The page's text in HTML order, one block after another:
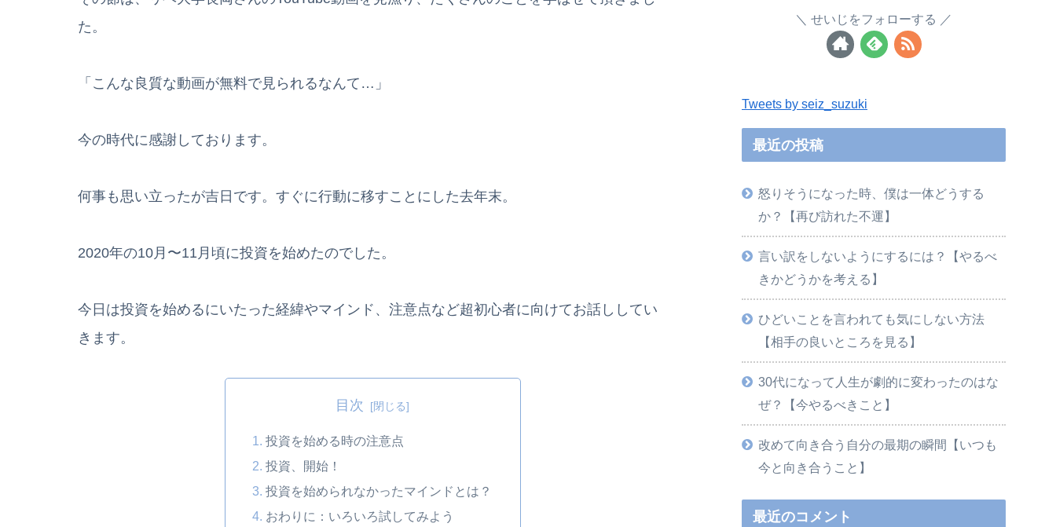
た。
「こんな良質な動画が無料で見られるなんて…」
今の時代に感謝しております。
何事も思い立ったが吉日です。すぐに行動に移すことにした去年末。
2020年の10月〜11月頃に投資を始めたのでした。
今日は投資を始めるにいたった経緯やマインド、注意点など超初心者に向けてお話ししてい
きます。
目次
投資を始める時の注意点
投資、開始！
投資を始められなかったマインドとは？
おわりに：いろいろ試してみよう
せいじをフォローする
Tweets by seiz_suzuki
最近の投稿
怒りそうになった時、僕は一体どうする
か？【再び訪れた不運】
言い訳をしないようにするには？【やるべ
きかどうかを考える】
ひどいことを言われても気にしない方法
【相手の良いところを見る】
30代になって人生が劇的に変わったのはな
ぜ？【今やるべきこと】
改めて向き合う自分の最期の瞬間【いつも
今と向き合うこと】
最近のコメント